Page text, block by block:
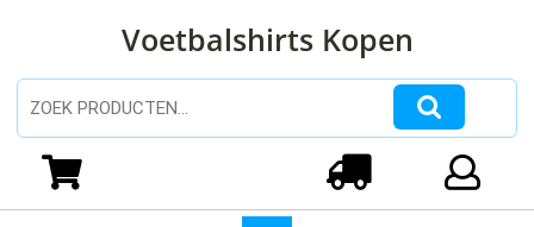
inhoud
Voetbalshirts Kopen
Zoeken naar: